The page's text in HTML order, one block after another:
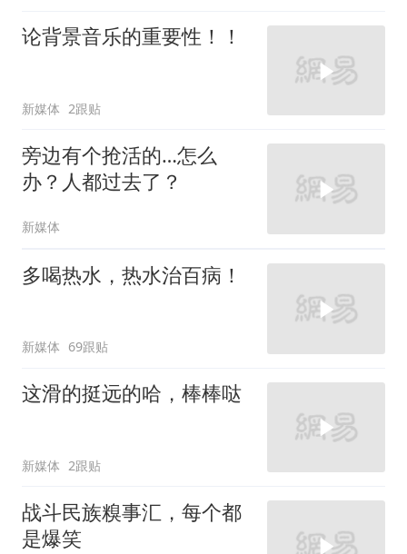
论背景音乐的重要性！！
新媒体 2跟贴
旁边有个抢活的…怎么
办？人都过去了？
新媒体
多喝热水，热水治百病！
新媒体 69跟贴
这滑的挺远的哈，棒棒哒
新媒体 2跟贴
战斗民族糗事汇，每个都
是爆笑